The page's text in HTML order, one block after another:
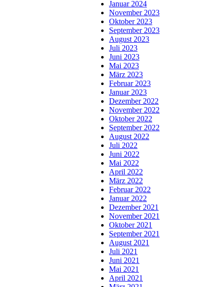
Januar 2024
November 2023
Oktober 2023
September 2023
August 2023
Juli 2023
Juni 2023
Mai 2023
März 2023
Februar 2023
Januar 2023
Dezember 2022
November 2022
Oktober 2022
September 2022
August 2022
Juli 2022
Juni 2022
Mai 2022
April 2022
März 2022
Februar 2022
Januar 2022
Dezember 2021
November 2021
Oktober 2021
September 2021
August 2021
Juli 2021
Juni 2021
Mai 2021
April 2021